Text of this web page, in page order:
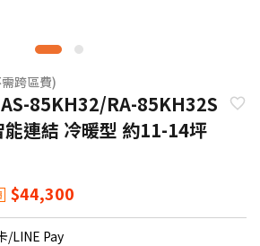
跨區費)
85KH32/RA-85KH32S
連結 冷暖型 約11-14坪
$44,300
/LINE Pay